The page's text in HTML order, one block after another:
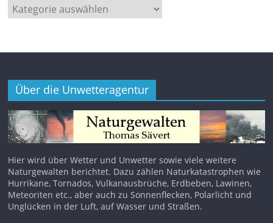
Kategorien
Über die Unwetteragentur
Hier wird über Wetter und Unwetter sowie viele weitere
Naturgewalten berichtet. Dazu zählen Naturkatastrophen wie
Hurrikane, Tornados, Vulkanausbrüche, Erdbeben, Lawinen,
Meteoriten etc., aber auch zu Sonnenflecken, Polarlicht und
Unglücken in der Luft, auf Wasser und Straßen.